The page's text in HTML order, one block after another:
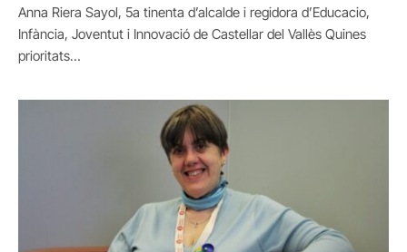
Anna Riera Sayol, 5a tinenta d’alcalde i regidora d’Educacio,
Infància, Joventut i Innovació de Castellar del Vallès Quines
prioritats…